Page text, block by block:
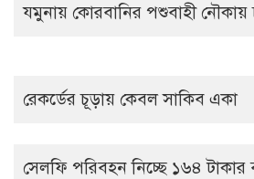
যমুনায় কোরবানির পশুবাহী নৌকায়
রেকর্ডের চূড়ায় কেবল সাকিব একা
সেলফি পরিবহন নিচ্ছে ১৬৪ টাকার